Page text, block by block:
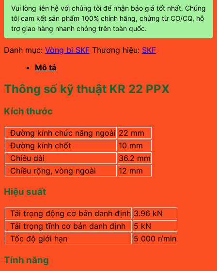
Vui lòng liên hệ với chúng tôi để nhận báo giá tốt nhất. Chúng
tôi cam kết sản phẩm 100% chính hãng, chứng từ CO/CQ, hỗ
trợ giao hàng nhanh chóng trên toàn quốc.
Danh mục: Vòng bi SKF Thương hiệu: SKF
Mô tả
Thông số kỹ thuật KR 22 PPX
Kích thước
Đường kính chức năng ngoài 22 mm
Đường kính chốt
10 mm
Chiều dài
36.2 mm
Chiều rộng, vòng ngoài
12 mm
Hiệu suất
Tải trọng động cơ bản danh định 3.96 kN
Tải trọng tĩnh cơ bản danh định
5 kN
Tốc độ giới hạn
5 000 r/min
Tính năng